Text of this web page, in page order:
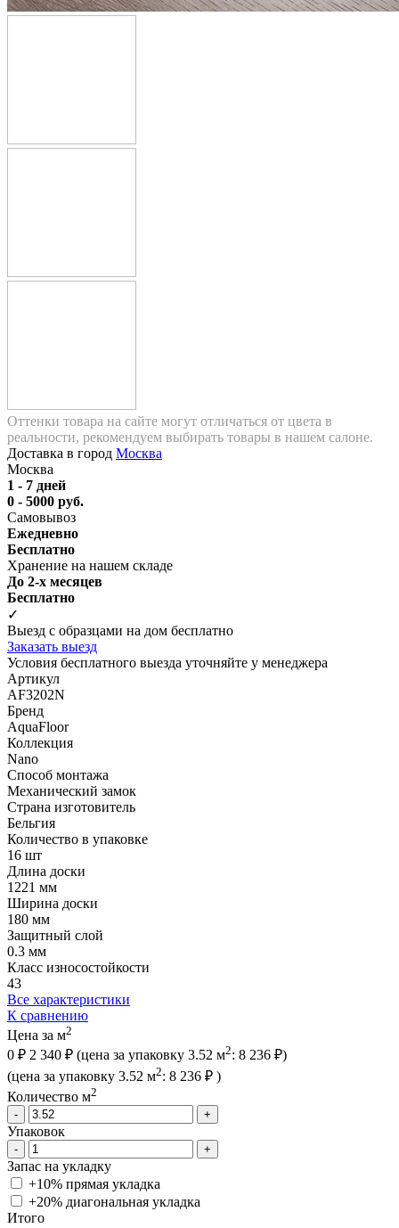
Оттенки товара на сайте могут отличаться от цвета в
реальности, рекомендуем выбирать товары в нашем салоне.
Доставка в город Москва
Москва
1 - 7 дней
0 - 5000 руб.
Самовывоз
Ежедневно
Бесплатно
Хранение на нашем складе
До 2-х месяцев
Бесплатно
✓
Выезд с образцами на дом бесплатно
Заказать выезд
Условия бесплатного выезда уточняйте у менеджера
Артикул
AF3202N
Бренд
AquaFloor
Коллекция
Nano
Способ монтажа
Механический замок
Страна изготовитель
Бельгия
Количество в упаковке
16 шт
Длина доски
1221 мм
Ширина доски
180 мм
Защитный слой
0.3 мм
Класс износостойкости
43
Все характеристики
К сравнению
Цена за м2
0 ₽ 2 340 ₽ (цена за упаковку 3.52 м2: 8 236 ₽)
(цена за упаковку 3.52 м2: 8 236 ₽ )
Количество м2
-
+
Упаковок
- +
Запас на укладку
+10% прямая укладка
+20% диагональная укладка
Итого